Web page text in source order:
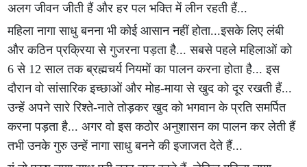
अलग जीवन जीती हैं और हर पल भक्ति में लीन रहती हैं...
महिला नागा साधु बनना भी कोई आसान नहीं होता...‌इसके लिए लंबी
और कठिन प्रक्रिया से गुजरना पड़ता है... सबसे पहले महिलाओं को
6 से 12 साल तक ब्रह्मचर्य नियमों का पालन करना होता है... इस
दौरान वो सांसारिक इच्छाओं और मोह-माया से खुद को दूर रखती हैं...
उन्हें अपने सारे रिश्ते-नाते तोड़कर खुद को भगवान के प्रति समर्पित
करना पड़ता है... अगर वो इस कठोर अनुशासन का पालन कर लेती हैं
तभी उनके गुरु उन्हें नागा साधु बनने की इजाजत देते हैं...